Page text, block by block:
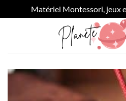
Matériel Montessori, jeux